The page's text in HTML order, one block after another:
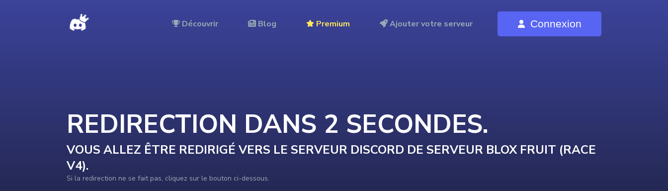
Découvrir Blog Premium Ajouter votre serveur Connexion
REDIRECTION DANS 2 SECONDES.
VOUS ALLEZ ÊTRE REDIRIGÉ VERS LE SERVEUR DISCORD DE SERVEUR BLOX FRUIT (RACE
V4).
Si la redirection ne se fait pas, cliquez sur le bouton ci-dessous.